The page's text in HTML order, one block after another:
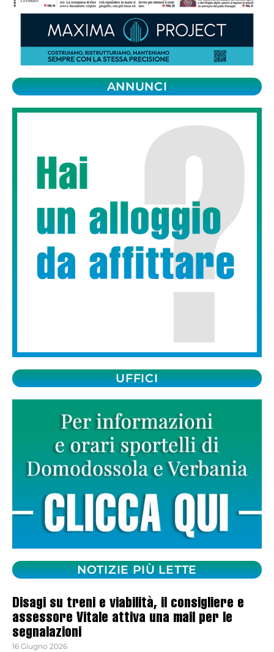
ANNUNCI
UFFICI
NOTIZIE PIÙ LETTE
Disagi su treni e viabilità, il consigliere e
assessore Vitale attiva una mail per le
segnalazioni
16 Giugno 2026